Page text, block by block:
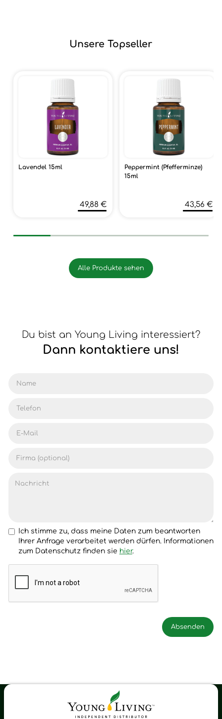
Unsere Topseller
Lavendel 15ml
49,88 €
Peppermint (Pfefferminze)
15ml
43,56 €
Alle Produkte sehen
Du bist an Young Living interessiert?
Dann kontaktiere uns!
Ich stimme zu, dass meine Daten zum beantworten
Ihrer Anfrage verarbeitet werden dürfen. Informationen
zum Datenschutz finden sie hier.
Young Living Shop-Oil Newsletter